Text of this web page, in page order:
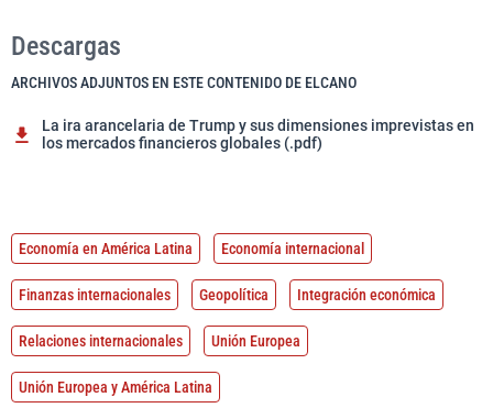
Descargas
ARCHIVOS ADJUNTOS EN ESTE CONTENIDO DE ELCANO
La ira arancelaria de Trump y sus dimensiones imprevistas en
los mercados financieros globales (.pdf)
Economía en América Latina Economía internacional
Finanzas internacionales Geopolítica Integración económica
Relaciones internacionales Unión Europea
Unión Europea y América Latina